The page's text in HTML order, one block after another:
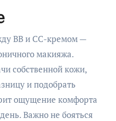
BB и CC-кремом —
макияжа.
собственной кожи,
и подобрать
ощущение комфорта
Важно не бояться